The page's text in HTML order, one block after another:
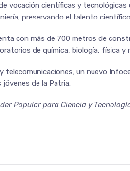
vocación científicas y tecnológicas
preservando el talento
con más de 700 metros de
de química, biología, física y
telecomunicaciones; un nuevo
de la Patria.
Popular para Ciencia y